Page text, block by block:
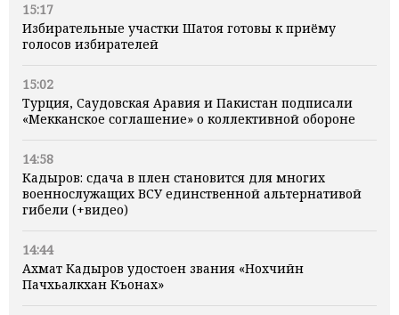
15:17
Избирательные участки Шатоя готовы к приёму
голосов избирателей
15:02
Турция, Саудовская Аравия и Пакистан подписали
«Мекканское соглашение» о коллективной обороне
14:58
Кадыров: сдача в плен становится для многих
военнослужащих ВСУ единственной альтернативой
гибели (+видео)
14:44
Ахмат Кадыров удостоен звания «Нохчийн
Пачхьалкхан Къонах»